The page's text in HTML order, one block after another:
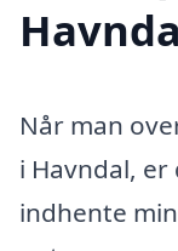
Når man
i Havndal,
indhente